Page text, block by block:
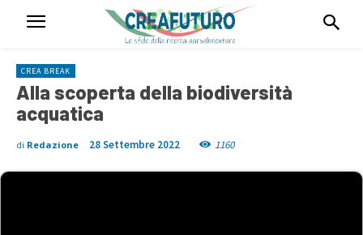
CREA BREAK
Alla scoperta della biodiversità
acquatica
di Redazione 28 Settembre 2022 1160